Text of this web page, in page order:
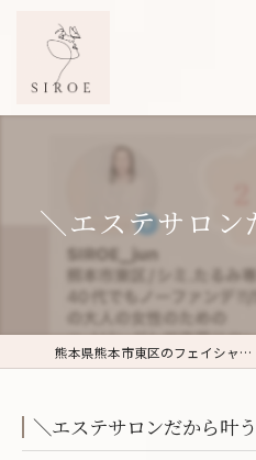
＼エステサロ
熊本県熊本市東区のフェイシャルエステならSIROE
＼エステサロンだから叶